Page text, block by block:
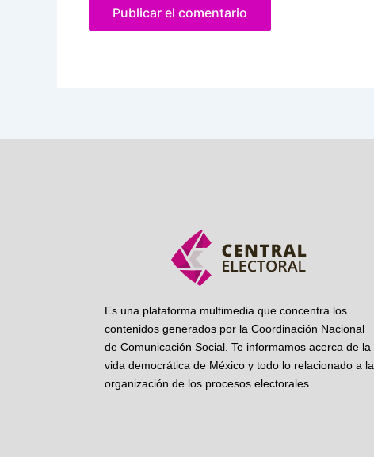
Es una plataforma multimedia que concentra los
contenidos generados por la Coordinación Nacional
de Comunicación Social. Te informamos acerca de la
vida democrática de México y todo lo relacionado a la
organización de los procesos electorales